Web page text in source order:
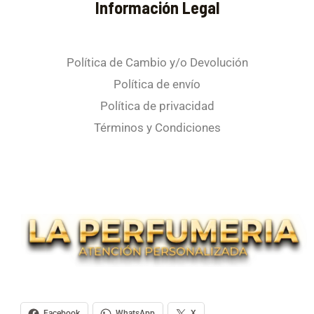
transferencia. Esto se hace para garantizar que recibirás el
Información Legal
Política de Cambio y/o Devolución
Política de envío
Política de privacidad
Términos y Condiciones